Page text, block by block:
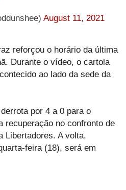
August 11, 2021
reforçou o horário da última
Durante o vídeo, o cartola
ao lado da sede da
por 4 a 0 para o
recuperação no confronto de
Libertadores. A volta,
feira (18), será em